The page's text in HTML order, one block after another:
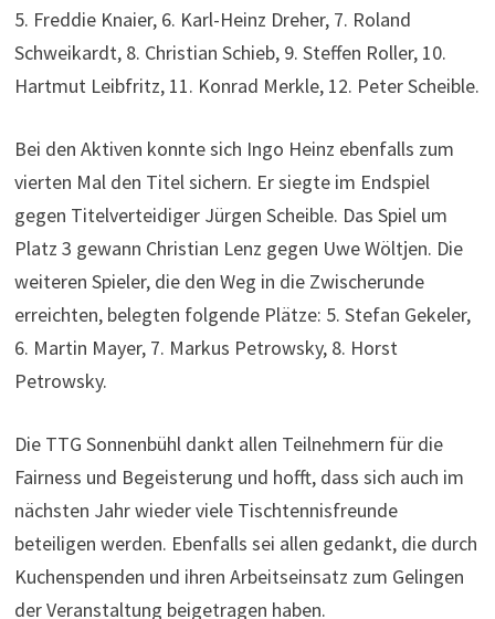
5. Freddie Knaier, 6. Karl-Heinz Dreher, 7. Roland
Schweikardt, 8. Christian Schieb, 9. Steffen Roller, 10.
Hartmut Leibfritz, 11. Konrad Merkle, 12. Peter Scheible.
Bei den Aktiven konnte sich Ingo Heinz ebenfalls zum
vierten Mal den Titel sichern. Er siegte im Endspiel
gegen Titelverteidiger Jürgen Scheible. Das Spiel um
Platz 3 gewann Christian Lenz gegen Uwe Wöltjen. Die
weiteren Spieler, die den Weg in die Zwischerunde
erreichten, belegten folgende Plätze: 5. Stefan Gekeler,
6. Martin Mayer, 7. Markus Petrowsky, 8. Horst
Petrowsky.
Die TTG Sonnenbühl dankt allen Teilnehmern für die
Fairness und Begeisterung und hofft, dass sich auch im
nächsten Jahr wieder viele Tischtennisfreunde
beteiligen werden. Ebenfalls sei allen gedankt, die durch
Kuchenspenden und ihren Arbeitseinsatz zum Gelingen
der Veranstaltung beigetragen haben.